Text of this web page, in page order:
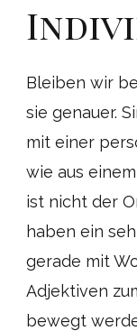
Bleiben wir
sie genauer.
mit einer
wie aus
ist nicht der
haben ein
gerade mit
Adjektiven
bewegt